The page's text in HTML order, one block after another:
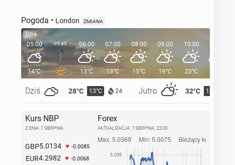
Pogoda • London ZMIANA
Dziś
05:00
14°C
Dziś 28°C 13°C 24 Jutro 32°C 14°C
05:35 06:00
13°C
07:00
13°C
08:00
15°C
09:00
19°C
10:00
23°C
11:00
Kurs NBP
Z DNIA: 7 SIERPNIA
GBP5.0134 -0.0085
EUR4.2982 -0.0068
Forex
AKTUALIZACJA: 7 SIERPNIA, 22:00